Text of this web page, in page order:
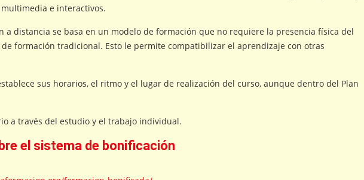
e interactivos.
a distancia se basa en un modelo de formación que no requiere la presencia física del
formación tradicional. Esto le permite compatibilizar el aprendizaje con otras
sus horarios, el ritmo y el lugar de realización del curso, aunque dentro del Plan
a través del estudio y el trabajo individual.
el sistema de bonificación